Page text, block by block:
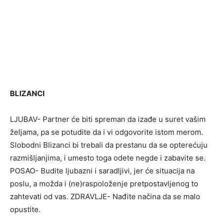
BLIZANCI
LJUBAV- Partner će biti spreman da izađe u suret vašim
željama, pa se potudite da i vi odgovorite istom merom.
Slobodni Blizanci bi trebali da prestanu da se opterećuju
razmišljanjima, i umesto toga odete negde i zabavite se.
POSAO- Budite ljubazni i saradljivi, jer će situacija na
poslu, a možda i (ne)raspoloženje pretpostavljenog to
zahtevati od vas. ZDRAVLJE- Nađite načina da se malo
opustite.